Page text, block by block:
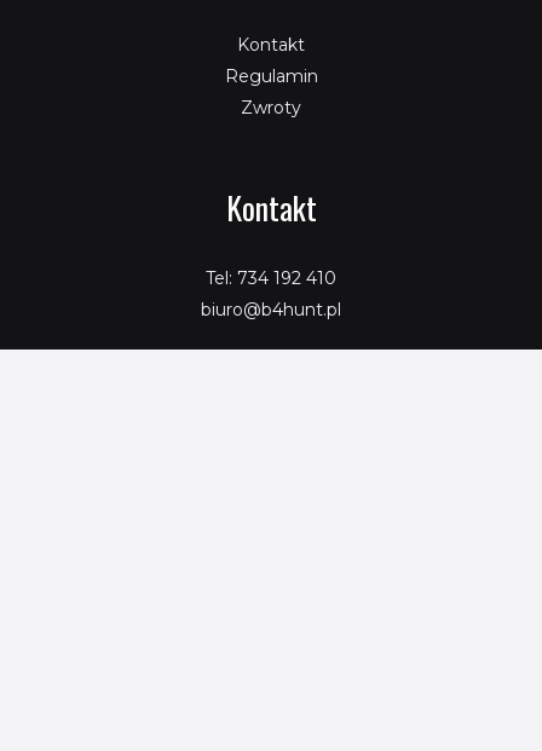
Kontakt
Regulamin
Zwroty
Kontakt
Tel: 734 192 410
biuro@b4hunt.pl